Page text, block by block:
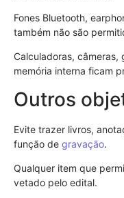
Fones Bluetooth,
também não são
Calculadoras,
memória interna ficam
Outros
Evite trazer livros,
função de gravação.
Qualquer item que
vetado pelo edital.